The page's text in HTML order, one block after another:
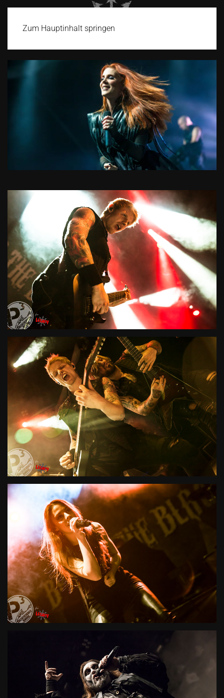
Zum Hauptinhalt springen